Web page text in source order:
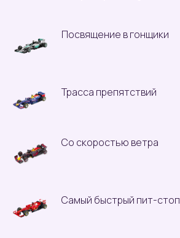
Посвящение в гонщики
Трасса препятствий
Со скоростью ветра
Самый быстрый пит-стоп